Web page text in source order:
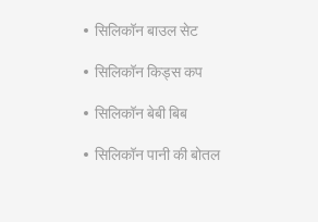
सिलिकॉन बाउल सेट
सिलिकॉन किड्स कप
सिलिकॉन बेबी बिब
सिलिकॉन पानी की बोतल